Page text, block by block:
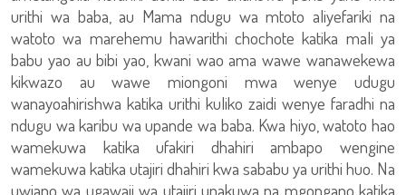
urithi wa baba, au Mama ndugu wa mtoto aliyefariki na
watoto wa marehemu hawarithi chochote katika mali ya
babu yao au bibi yao, kwani wao ama wawe wanawekewa
kikwazo au wawe miongoni mwa wenye udugu
wanayoahirishwa katika urithi kuliko zaidi wenye faradhi na
ndugu wa karibu wa upande wa baba. Kwa hiyo, watoto hao
wamekuwa katika ufakiri dhahiri ambapo wengine
wamekuwa katika utajiri dhahiri kwa sababu ya urithi huo. Na
uwiano wa ugawaji wa utajiri unakuwa na mgongano katika